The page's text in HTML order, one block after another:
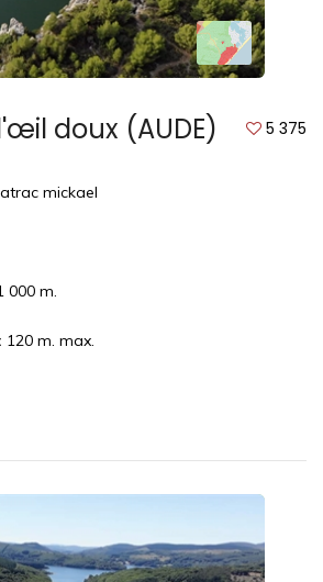
doux (AUDE) 5 375
mickael
000 m.
120 m. max.